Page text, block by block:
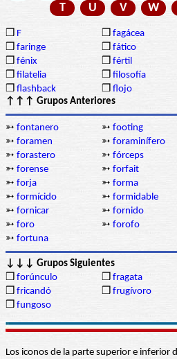
T
U V W
❒ F ❒ fagácea
❒ faringe ❒ fático
❒ fénix ❒ fértil
❒ filatelia ❒ filosofía
❒ flashback ❒ flojo
↑↑↑ Grupos Anteriores
➳ fontanero ➳ footing
➳ foramen ➳ foraminífero
➳ forastero ➳ fórceps
➳ forense ➳ forfait
➳ forja ➳ forma
➳ formícido ➳ formidable
➳ fornicar ➳ fornido
➳ foro ➳ forofo
➳ fortuna
↓↓↓ Grupos Siguientes
❒ forúnculo ❒ fragata
❒ fricandó ❒ frugívoro
❒ fungoso
Los iconos de la parte superior e inferior